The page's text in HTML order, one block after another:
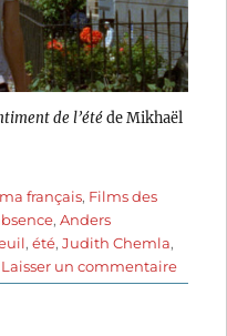
de l’étéde Mikhaël
français, Films des
,Anders
,été,Judith Chemla,
Laisser un commentairesur
Ce